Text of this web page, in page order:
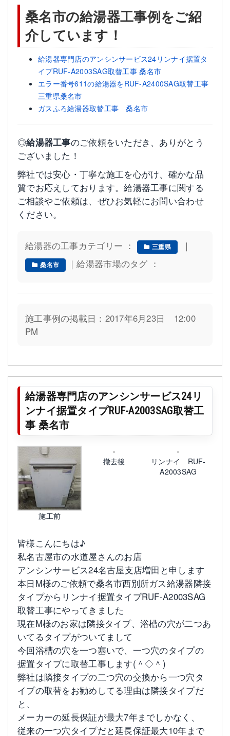
桑名市の給湯器工事例をご紹
介しています！
給湯器専門店のアンシンサービス24リンナイ据置タ
イプRUF-A2003SAG取替工事 桑名市
エラー番号611の給湯器をRUF-A2400SAG取替工事
三重県桑名市
ガスふろ給湯器取替工事 桑名市
◎給湯器工事のご依頼をいただき、ありがとう
ございました！
弊社では安心・丁寧な施工を心がけ、確かな品
質でお応えしております。給湯器工事に関する
ご相談やご依頼は、ぜひお気軽にお問い合わせ
ください。
給湯器の工事カテゴリー ： 三重県 ｜
桑名市 ｜給湯器市場のタグ ：
施工事例の掲載日：2017年6月23日 12:00
PM
給湯器専門店のアンシンサービス24リ
ンナイ据置タイプRUF-A2003SAG取替工
事 桑名市
施工前
撤去後
リンナイ RUF-
A2003SAG
皆様こんにちは♪
私名古屋市の水道屋さんのお店
アンシンサービス24名古屋支店増田と申します
本日M様のご依頼で桑名市西別所ガス給湯器隣接
タイプからリンナイ据置タイプRUF-A2003SAG
取替工事にやってきました
現在M様のお家は隣接タイプ、浴槽の穴が二つあ
いてるタイプがついてまして
今回浴槽の穴を一つ塞いで、一つ穴のタイプの
据置タイプに取替工事します(＾◇＾)
弊社は隣接タイプの二つ穴の交換から一つ穴タ
イプの取替をお勧めしてる理由は隣接タイプだ
と、
メーカーの延長保証が最大7年までしかなく、
従来の一つ穴タイプだと延長保証最大10年まで